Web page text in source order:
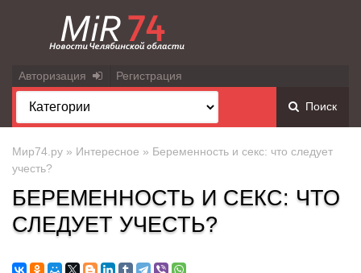
Авторизация Регистрация
Поиск
Мир74.ру » Интересное » Беременность и секс: что следует
учесть?
БЕРЕМЕННОСТЬ И СЕКС: ЧТО
СЛЕДУЕТ УЧЕСТЬ?